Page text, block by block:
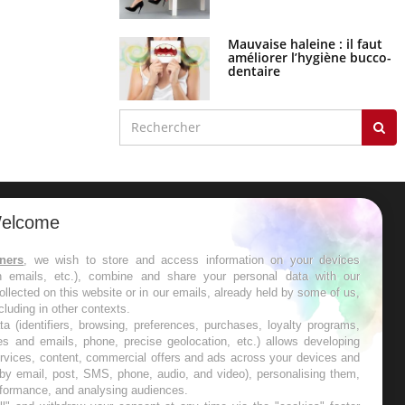
Mauvaise haleine : il faut
améliorer l’hygiène bucco-
dentaire
les semaines les meilleures
, we wish to store and access information on your devices
emails, etc.), combine and share your personal data with our
on this website or in our emails, already held by some of us,
in other contexts.
(identifiers, browsing, preferences, purchases, loyalty programs,
and emails, phone, precise geolocation, etc.) allows developing
content, commercial offers and ads across your devices and
email, post, SMS, phone, audio, and video), personalising them,
and analysing audiences.